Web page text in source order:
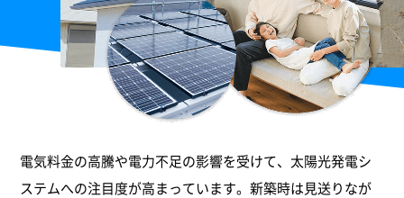
電気料金の高騰や電力不足の影響を受けて、太陽光発電シ
ステムへの注目度が高まっています。新築時は見送りなが